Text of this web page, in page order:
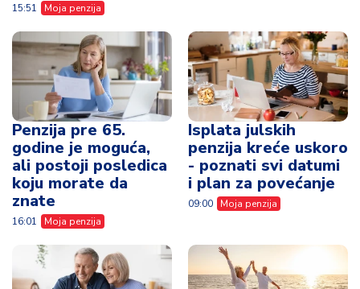
15:51 Moja penzija
Penzija pre 65.
godine je moguća,
ali postoji posledica
koju morate da
znate
16:01 Moja penzija
Isplata julskih
penzija kreće uskoro
- poznati svi datumi
i plan za povećanje
09:00 Moja penzija